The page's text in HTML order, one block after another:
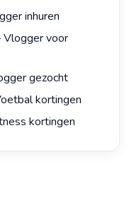
inhuren
voor
gezocht
kortingen
kortingen